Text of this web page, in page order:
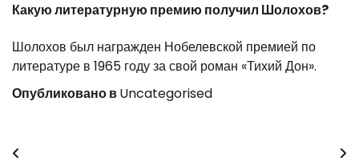
Какую литературную премию получил Шолохов?
Шолохов был награжден Нобелевской премией по
литературе в 1965 году за свой роман «Тихий Дон».
Опубликовано вUncategorised